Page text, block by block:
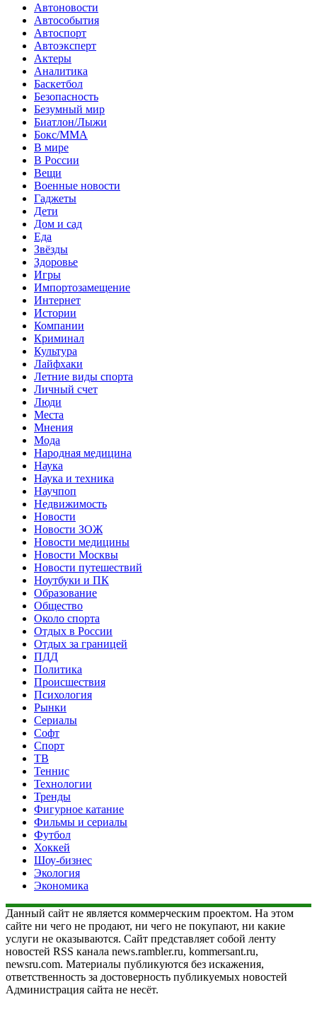
Автоновости
Автособытия
Автоспорт
Автоэксперт
Актеры
Аналитика
Баскетбол
Безопасность
Безумный мир
Биатлон/Лыжи
Бокс/MMA
В мире
В России
Вещи
Военные новости
Гаджеты
Дети
Дом и сад
Еда
Звёзды
Здоровье
Игры
Импортозамещение
Интернет
Истории
Компании
Криминал
Культура
Лайфхаки
Летние виды спорта
Личный счет
Люди
Места
Мнения
Мода
Народная медицина
Наука
Наука и техника
Научпоп
Недвижимость
Новости
Новости ЗОЖ
Новости медицины
Новости Москвы
Новости путешествий
Ноутбуки и ПК
Образование
Общество
Около спорта
Отдых в России
Отдых за границей
ПДД
Политика
Происшествия
Психология
Рынки
Сериалы
Софт
Спорт
ТВ
Теннис
Технологии
Тренды
Фигурное катание
Фильмы и сериалы
Футбол
Хоккей
Шоу-бизнес
Экология
Экономика
Данный сайт не является коммерческим проектом. На этом
сайте ни чего не продают, ни чего не покупают, ни какие
услуги не оказываются. Сайт представляет собой ленту
новостей RSS канала news.rambler.ru, kommersant.ru,
newsru.com. Материалы публикуются без искажения,
ответственность за достоверность публикуемых новостей
Администрация сайта не несёт.